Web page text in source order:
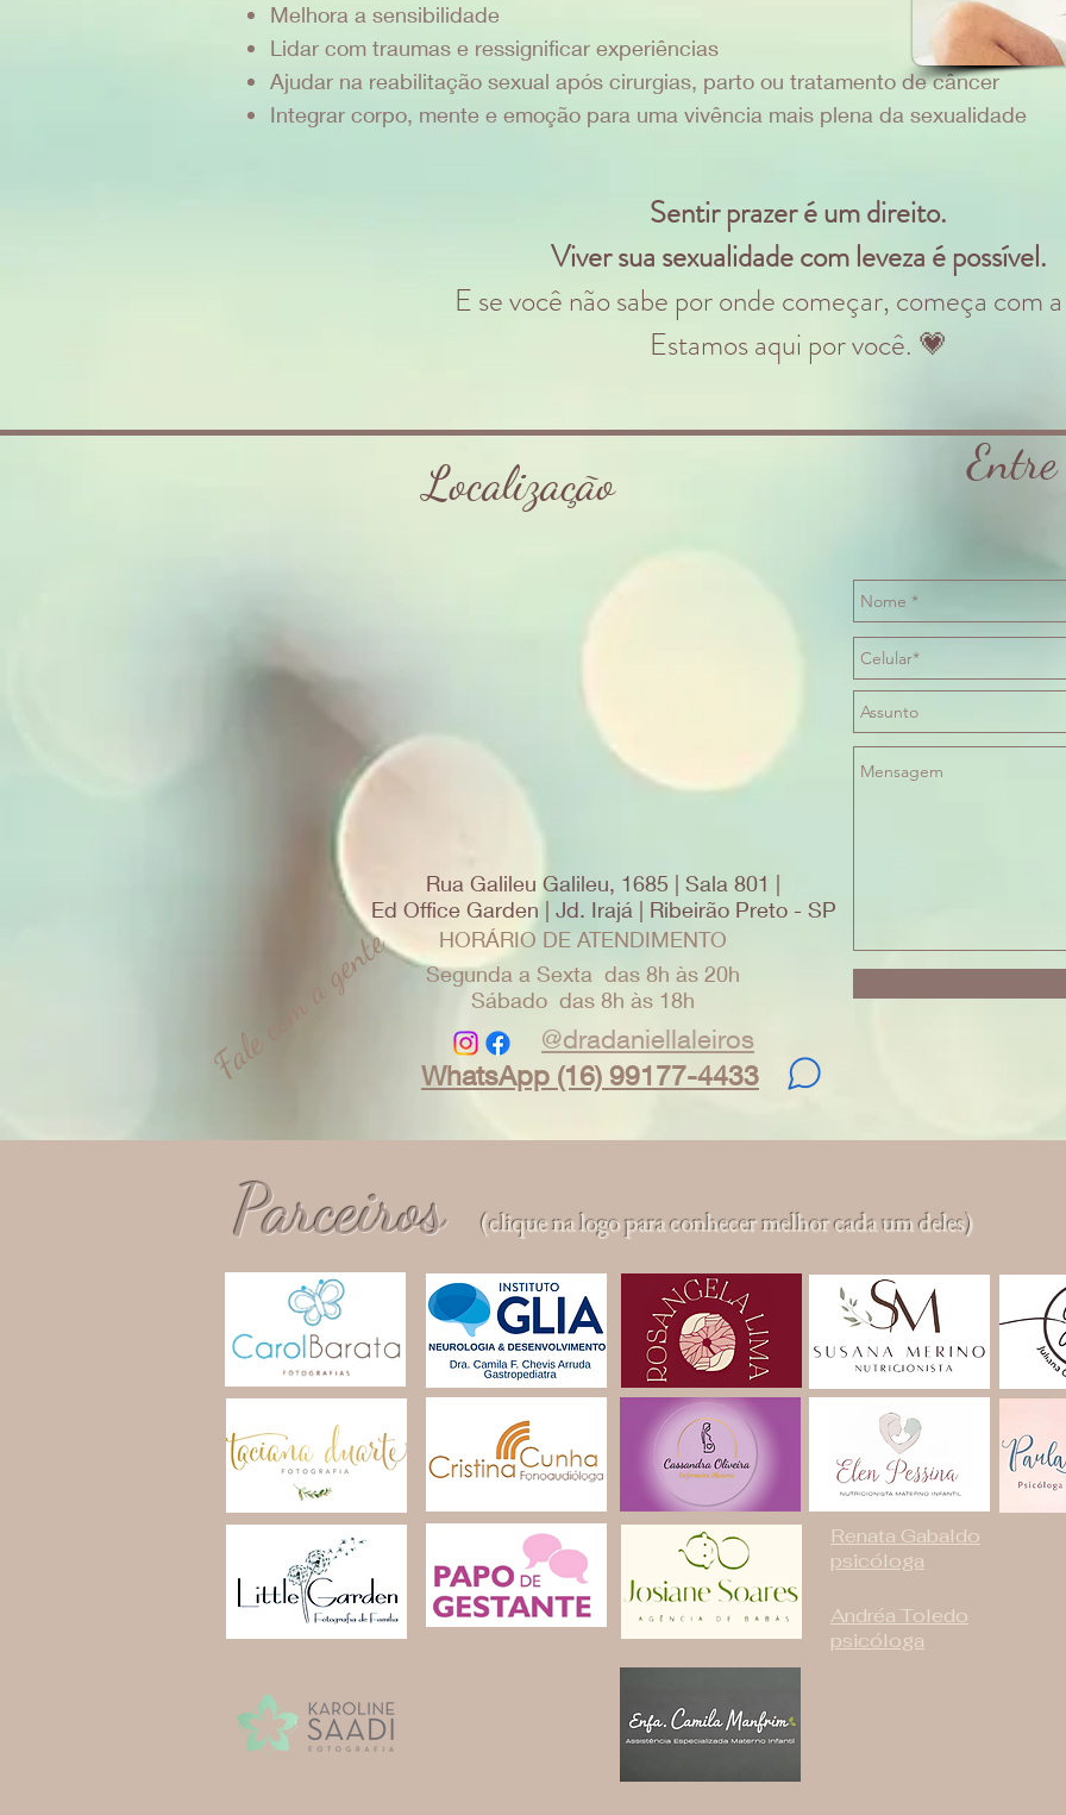
Melhora a sensibilidade
Lidar com traumas e ressignificar experiências
Ajudar na reabilitação sexual após cirurgias, parto ou tratamento de câncer
Integrar corpo, mente e emoção para uma vivência mais plena da sexualidade
Sentir prazer é um direito.
Viver sua sexualidade com leveza é possível.
E se você não sabe por onde começar, começa com
Estamos aqui por você. 💗
Localização
Rua Galileu Galileu, 1685 | Sala 801 |
Ed Office Garden | Jd. Irajá | Ribeirão Preto - SP
WhatsApp (16) 99177-4433
HORÁRIO DE ATENDIMENTO
Segunda a Sexta das 8h às 20h
Sábado das 8h às 18h
@dradaniellaleiros
Fale com a gente
Parceiros(clique na logo para conhecer melhor cada um deles)
Renata Gabaldo
psicóloga
Andréa Toledo
psicóloga